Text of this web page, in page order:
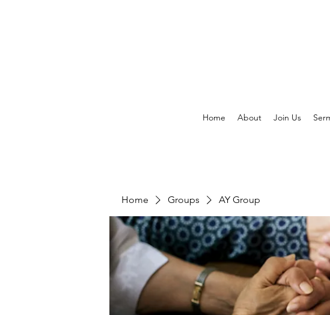
Home About Join Us
Home Groups AY Group